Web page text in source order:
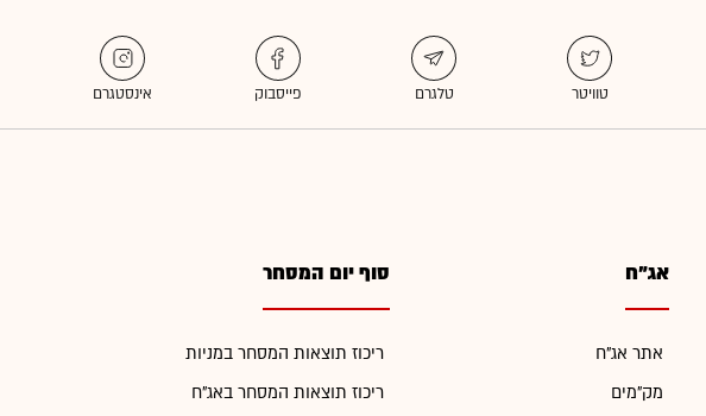
אג"ח
אתר אג"ח
מק"מים
סוף יום המסחר
ריכוז תוצאות המסחר במניות
ריכוז תוצאות המסחר באג"ח